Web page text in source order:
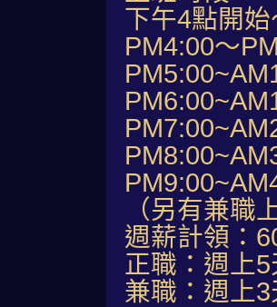
下午4點開始
PM4:00～
（另有兼職
週薪計領：
正職：週上
兼職：週上